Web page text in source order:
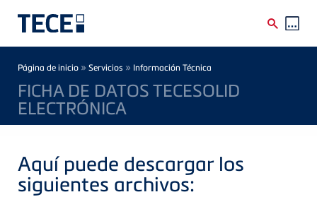
Breadcrumb
Página de inicio » Servicios » Información Técnica
FICHA DE DATOS TECESOLID
ELECTRÓNICA
Aquí puede descargar los
siguientes archivos: